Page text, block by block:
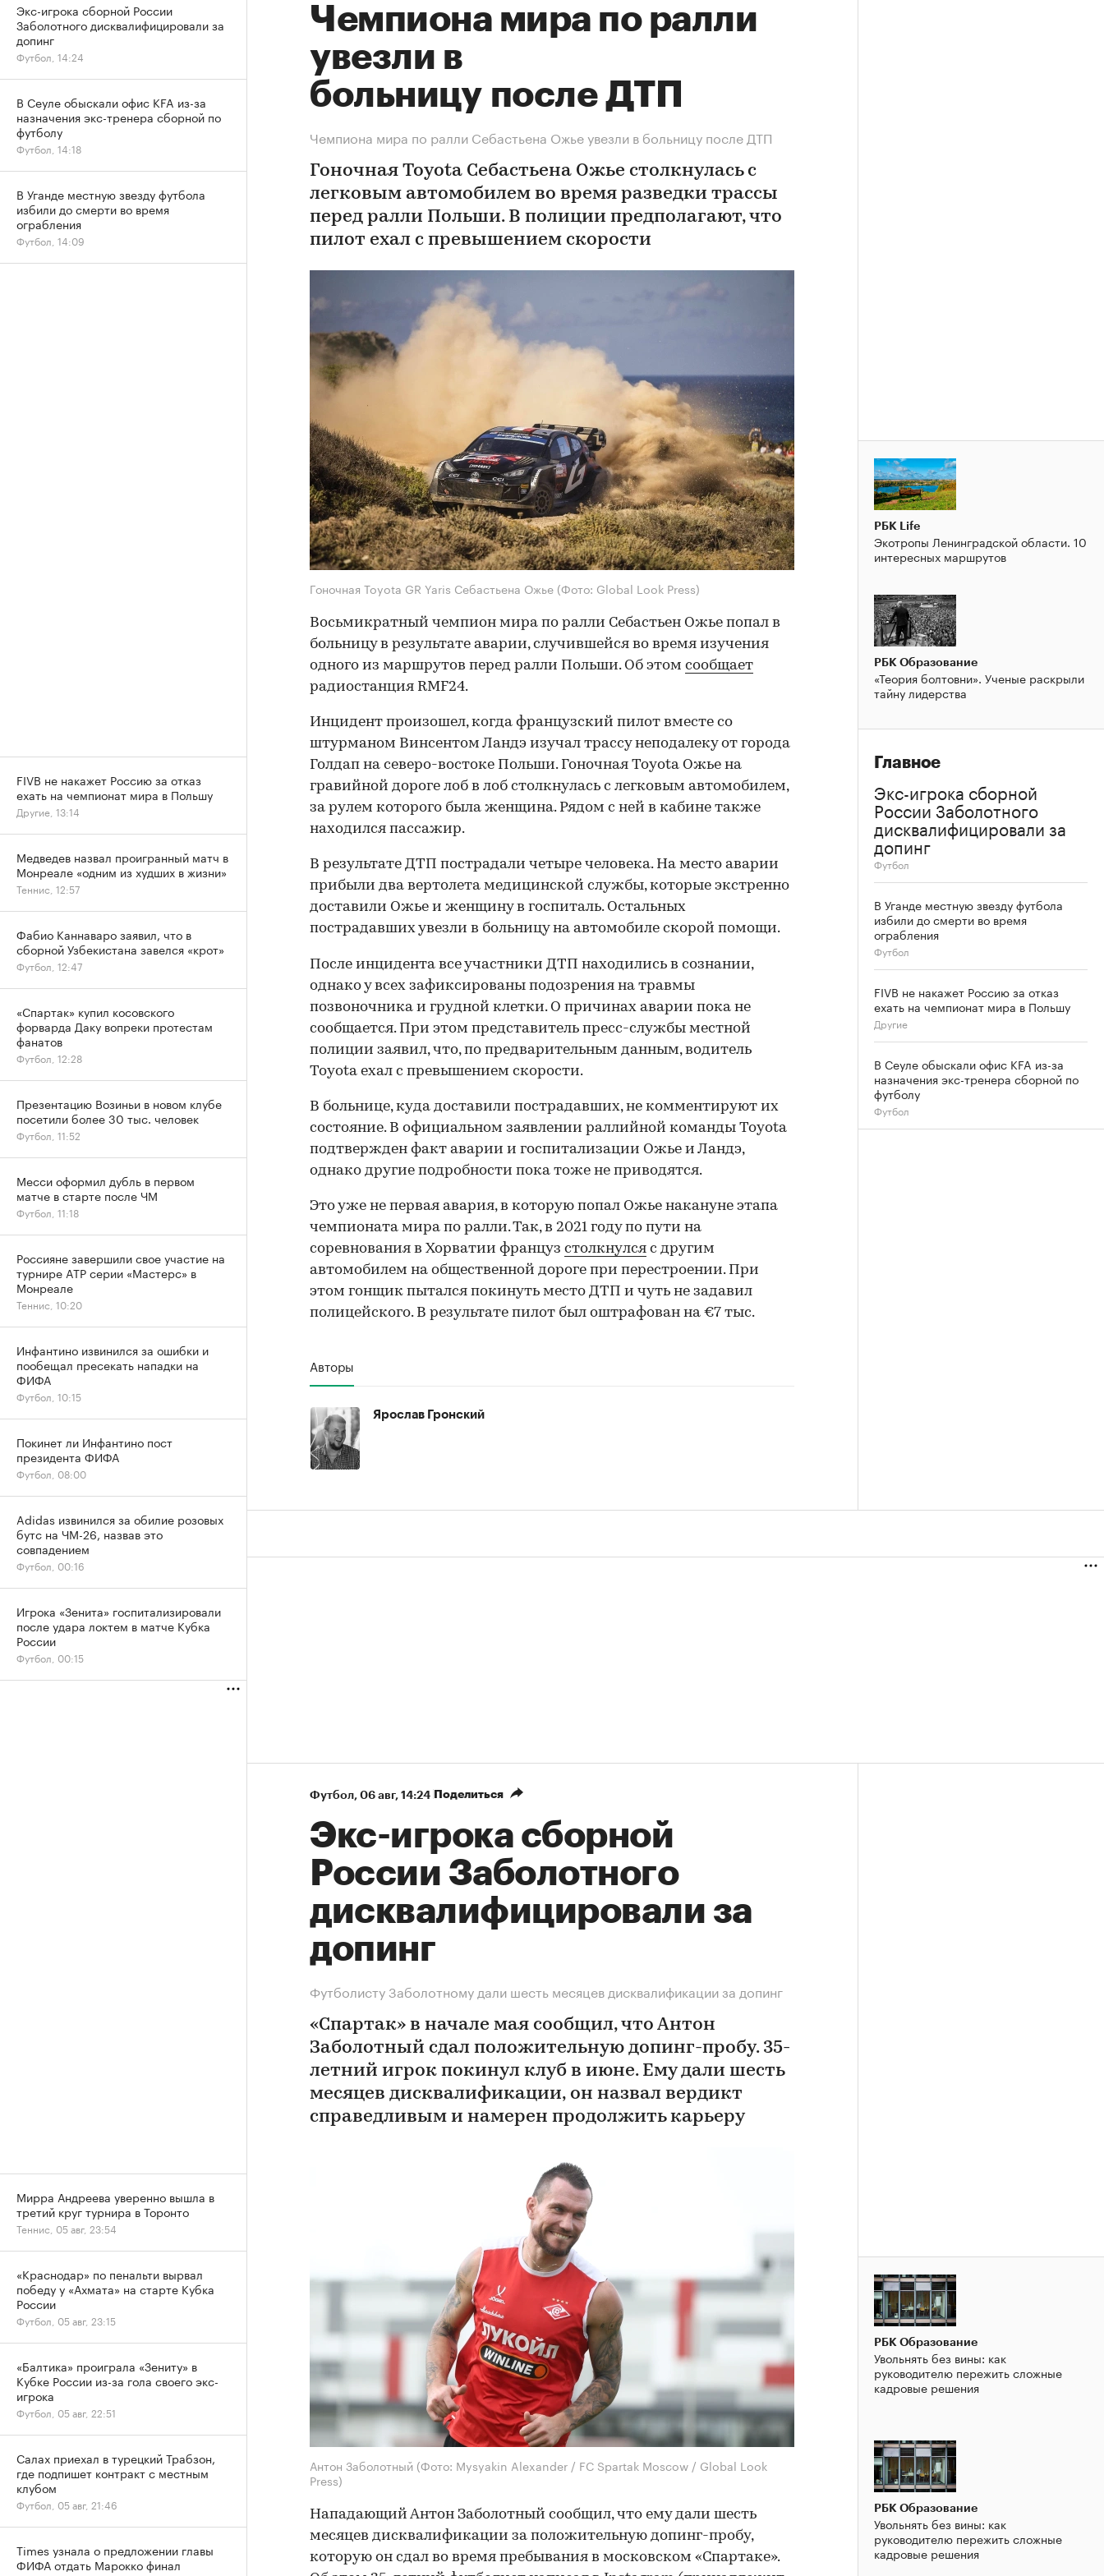
Чемпиона мира по ралли
увезли в
больницу после ДТП
Чемпиона мира по ралли Себастьена Ожье увезли в больницу после ДТП
Гоночная Toyota Себастьена Ожье столкнулась с
легковым автомобилем во время разведки трассы
перед ралли Польши. В полиции предполагают, что
пилот ехал с превышением скорости
Гоночная Toyota GR Yaris Себастьена Ожье (Фото: Global Look Press)
Восьмикратный чемпион мира по ралли Себастьен Ожье попал в
больницу в результате аварии, случившейся во время изучения
одного из маршрутов перед ралли Польши. Об этом сообщает
радиостанция RMF24.
Инцидент произошел, когда французский пилот вместе со
штурманом Винсентом Ландэ изучал трассу неподалеку от города
Голдап на северо-востоке Польши. Гоночная Toyota Ожье на
гравийной дороге лоб в лоб столкнулась с легковым автомобилем,
за рулем которого была женщина. Рядом с ней в кабине также
находился пассажир.
В результате ДТП пострадали четыре человека. На место аварии
прибыли два вертолета медицинской службы, которые экстренно
доставили Ожье и женщину в госпиталь. Остальных
пострадавших увезли в больницу на автомобиле скорой помощи.
00:00 / 00:00
После инцидента все участники ДТП находились в сознании,
однако у всех зафиксированы подозрения на травмы
позвоночника и грудной клетки. О причинах аварии пока не
сообщается. При этом представитель пресс-службы местной
полиции заявил, что, по предварительным данным, водитель
Toyota ехал с превышением скорости.
В больнице, куда доставили пострадавших, не комментируют их
состояние. В официальном заявлении раллийной команды Toyota
подтвержден факт аварии и госпитализации Ожье и Ландэ,
однако другие подробности пока тоже не приводятся.
Это уже не первая авария, в которую попал Ожье накануне этапа
чемпионата мира по ралли. Так, в 2021 году по пути на
соревнования в Хорватии француз столкнулся с другим
автомобилем на общественной дороге при перестроении. При
этом гонщик пытался покинуть место ДТП и чуть не задавил
полицейского. В результате пилот был оштрафован на €7 тыс.
Авторы
Ярослав Гронский
РБК Life
Экотропы Ленинградской области. 10
интересных маршрутов
РБК Образование
«Теория болтовни». Ученые раскрыли
тайну лидерства
Главное
Экс-игрока сборной
России Заболотного
дисквалифицировали за
допинг
Футбол
В Уганде местную звезду футбола
избили до смерти во время
ограбления
Футбол
FIVB не накажет Россию за отказ
ехать на чемпионат мира в Польшу
Другие
В Сеуле обыскали офис KFA из-за
назначения экс-тренера сборной по
футболу
Футбол
Футбол⁠, 06 авг, 14:24 Поделиться
Экс-игрока сборной
России Заболотного
дисквалифицировали за
допинг
Футболисту Заболотному дали шесть месяцев дисквалификации за допинг
«Спартак» в начале мая сообщил, что Антон
Заболотный сдал положительную допинг-пробу. 35-
летний игрок покинул клуб в июне. Ему дали шесть
месяцев дисквалификации, он назвал вердикт
справедливым и намерен продолжить карьеру
Антон Заболотный (Фото: Mysyakin Alexander / FC Spartak Moscow / Global Look
Press)
Нападающий Антон Заболотный сообщил, что ему дали шесть
месяцев дисквалификации за положительную допинг-пробу,
которую он сдал во время пребывания в московском «Спартаке».
РБК Образование
Увольнять без вины: как
руководителю пережить сложные
кадровые решения
РБК Образование
Увольнять без вины: как
руководителю пережить сложные
кадровые решения
Экс-игрока сборной России
Заболотного дисквалифицировали за
допинг
Футбол, 14:24
В Сеуле обыскали офис KFA из-за
назначения экс-тренера сборной по
футболу
Футбол, 14:18
В Уганде местную звезду футбола
избили до смерти во время
ограбления
Футбол, 14:09
FIVB не накажет Россию за отказ
ехать на чемпионат мира в Польшу
Другие, 13:14
Медведев назвал проигранный матч в
Монреале «одним из худших в жизни»
Теннис, 12:57
Фабио Каннаваро заявил, что в
сборной Узбекистана завелся «крот»
Футбол, 12:47
«Спартак» купил косовского
форварда Даку вопреки протестам
фанатов
Футбол, 12:28
Презентацию Возиньи в новом клубе
посетили более 30 тыс. человек
Футбол, 11:52
Месси оформил дубль в первом
матче в старте после ЧМ
Футбол, 11:18
Россияне завершили свое участие на
турнире ATP серии «Мастерс» в
Монреале
Теннис, 10:20
Инфантино извинился за ошибки и
пообещал пресекать нападки на
ФИФА
Футбол, 10:15
Покинет ли Инфантино пост
президента ФИФА
Футбол, 08:00
Adidas извинился за обилие розовых
бутс на ЧМ-26, назвав это
совпадением
Футбол, 00:16
Игрока «Зенита» госпитализировали
после удара локтем в матче Кубка
России
Футбол, 00:15
Мирра Андреева уверенно вышла в
третий круг турнира в Торонто
Теннис, 05 авг, 23:54
«Краснодар» по пенальти вырвал
победу у «Ахмата» на старте Кубка
России
Футбол, 05 авг, 23:15
«Балтика» проиграла «Зениту» в
Кубке России из-за гола своего экс-
игрока
Футбол, 05 авг, 22:51
Салах приехал в турецкий Трабзон,
где подпишет контракт с местным
клубом
Футбол, 05 авг, 21:46
Times узнала о предложении главы
ФИФА отдать Марокко финал